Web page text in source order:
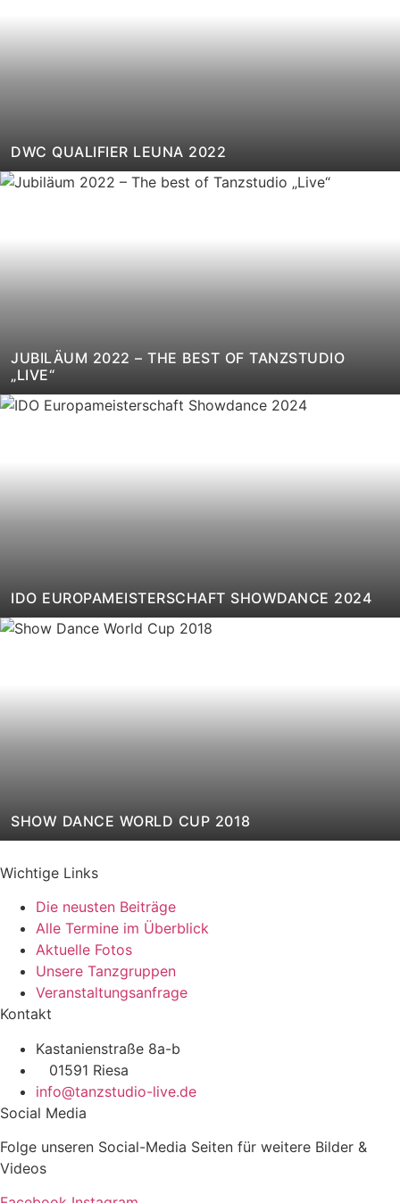
DWC QUALIFIER LEUNA 2022
JUBILÄUM 2022 – THE BEST OF TANZSTUDIO
„LIVE“
IDO EUROPAMEISTERSCHAFT SHOWDANCE 2024
SHOW DANCE WORLD CUP 2018
Wichtige Links
Die neusten Beiträge
Alle Termine im Überblick
Aktuelle Fotos
Unsere Tanzgruppen
Veranstaltungsanfrage
Kontakt
Kastanienstraße 8a-b
01591 Riesa
info@tanzstudio-live.de
Social Media
Folge unseren Social-Media Seiten für weitere Bilder &
Videos